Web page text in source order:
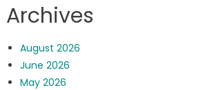
Archives
August 2026
June 2026
May 2026